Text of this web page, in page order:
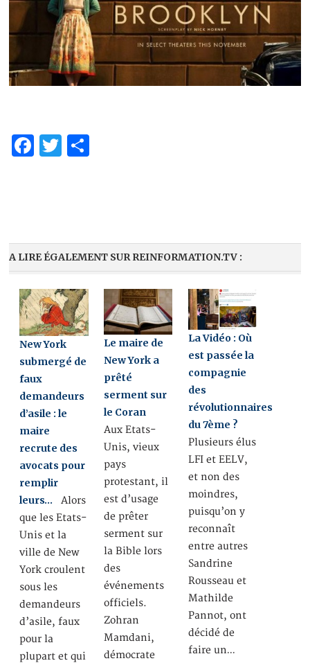
Facebook
Twitter
A LIRE ÉGALEMENT SUR REINFORMATION.TV :
New York
submergé de
faux
demandeurs
d’asile : le
maire
recrute des
avocats pour
remplir
leurs… Alors
que les Etats-
Unis et la
ville de New
York croulent
sous les
demandeurs
d’asile, faux
pour la
plupart et qui
Le maire de
New York a
prêté
serment sur
le Coran
Aux Etats-
Unis, vieux
pays
protestant, il
est d’usage
de prêter
serment sur
la Bible lors
des
événements
officiels.
Zohran
Mamdani,
démocrate
La Vidéo : Où
est passée la
compagnie
des
révolutionnaires
du 7ème ?
Plusieurs élus
LFI et EELV,
et non des
moindres,
puisqu’on y
reconnaît
entre autres
Sandrine
Rousseau et
Mathilde
Pannot, ont
décidé de
faire un…